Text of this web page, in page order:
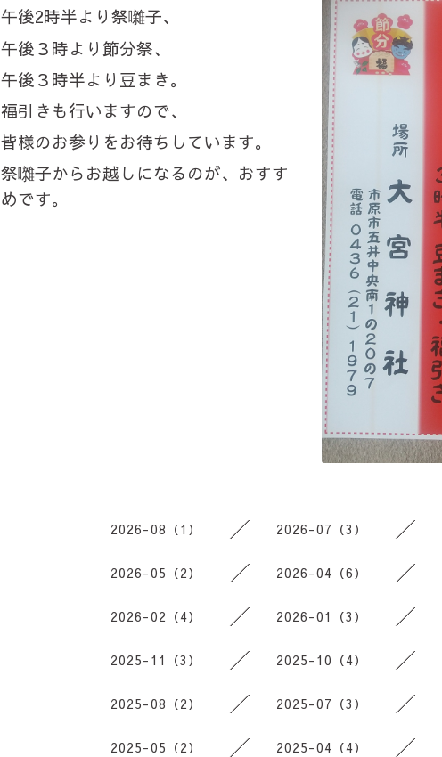
午後2時半より祭囃子、
午後３時より節分祭、
午後３時半より豆まき。
福引きも行いますので、
皆様のお参りをお待ちしています。
祭囃子からお越しになるのが、おすす
めです。
2026-08（1） 2026-07（3）
2026-05（2） 2026-04（6）
2026-02（4） 2026-01（3）
2025-11（3） 2025-10（4）
2025-08（2） 2025-07（3）
2025-05（2） 2025-04（4）